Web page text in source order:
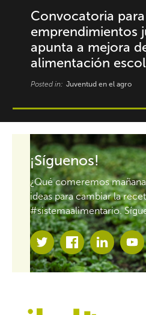
Convocatoria para
emprendimientos
apunta a mejora
alimentación
Posted in: Juventud en el agro
¡Síguenos!
¿Qué comeremos
ideas para cambiar la
#sistemaalimentario.